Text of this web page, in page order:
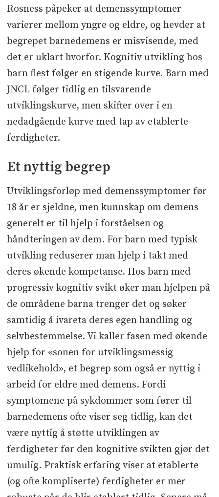
Rosness påpeker at demenssymptomer
varierer mellom yngre og eldre, og hevder at
begrepet barnedemens er misvisende, med
det er uklart hvorfor. Kognitiv utvikling hos
barn flest følger en stigende kurve. Barn med
JNCL følger tidlig en tilsvarende
utviklingskurve, men skifter over i en
nedadgående kurve med tap av etablerte
ferdigheter.
Et nyttig begrep
Utviklingsforløp med demenssymptomer før
18 år er sjeldne, men kunnskap om demens
generelt er til hjelp i forståelsen og
håndteringen av dem. For barn med typisk
utvikling reduserer man hjelp i takt med
deres økende kompetanse. Hos barn med
progressiv kognitiv svikt øker man hjelpen på
de områdene barna trenger det og søker
samtidig å ivareta deres egen handling og
selvbestemmelse. Vi kaller fasen med økende
hjelp for «sonen for utviklingsmessig
vedlikehold», et begrep som også er nyttig i
arbeid for eldre med demens. Fordi
symptomene på sykdommer som fører til
barnedemens ofte viser seg tidlig, kan det
være nyttig å støtte utviklingen av
ferdigheter før den kognitive svikten gjør det
umulig. Praktisk erfaring viser at etablerte
(og ofte kompliserte) ferdigheter er mer